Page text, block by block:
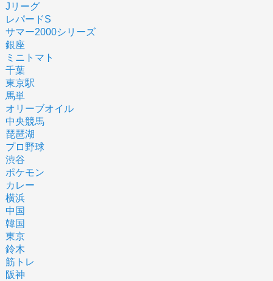
Jリーグ
レパードS
サマー2000シリーズ
銀座
ミニトマト
千葉
東京駅
馬単
オリーブオイル
中央競馬
琵琶湖
プロ野球
渋谷
ポケモン
カレー
横浜
中国
韓国
東京
鈴木
筋トレ
阪神